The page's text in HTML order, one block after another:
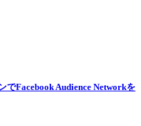
Facebook Audience Networkを